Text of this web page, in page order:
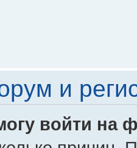
и
войти на